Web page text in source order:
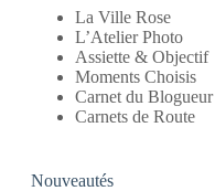
La Ville Rose
L’Atelier Photo
Assiette & Objectif
Moments Choisis
Carnet du Blogueur
Carnets de Route
Nouveautés